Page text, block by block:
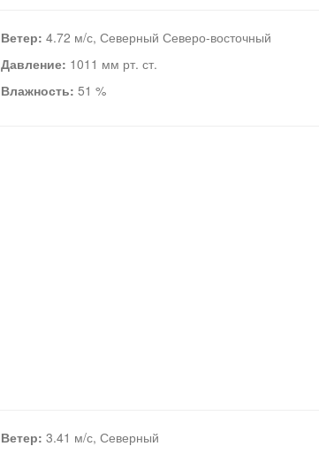
Ветер: 4.72 м/с, Северный Северо-восточный
Давление: 1011 мм рт. ст.
Влажность: 51 %
Ветер: 3.41 м/с, Северный